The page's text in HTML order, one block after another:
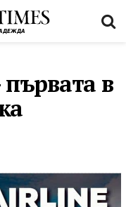
първата в